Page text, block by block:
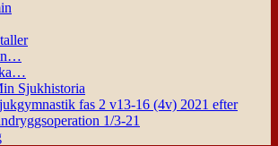
Sjukhistoria
fas 2 v13-16 (4v) 2021 efter
1/3-21